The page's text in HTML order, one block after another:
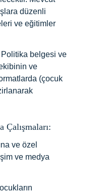
düzenli
ve eğitimler
belgesi ve
ve
(çocuk
ve medya